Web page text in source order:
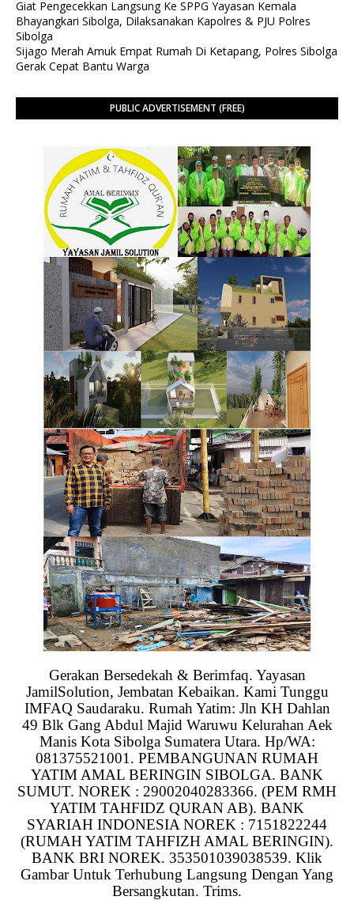
Giat Pengecekkan Langsung Ke SPPG Yayasan Kemala
Bhayangkari Sibolga, Dilaksanakan Kapolres & PJU Polres
Sibolga
Sijago Merah Amuk Empat Rumah Di Ketapang, Polres Sibolga
Gerak Cepat Bantu Warga
PUBLIC ADVERTISEMENT (FREE)
Gerakan Bersedekah & Berimfaq. Yayasan
JamilSolution, Jembatan Kebaikan. Kami Tunggu
IMFAQ Saudaraku. Rumah Yatim: Jln KH Dahlan
49 Blk Gang Abdul Majid Waruwu Kelurahan Aek
Manis Kota Sibolga Sumatera Utara. Hp/WA:
081375521001. PEMBANGUNAN RUMAH
YATIM AMAL BERINGIN SIBOLGA. BANK
SUMUT. NOREK : 29002040283366. (PEM RMH
YATIM TAHFIDZ QURAN AB). BANK
SYARIAH INDONESIA NOREK : 7151822244
(RUMAH YATIM TAHFIZH AMAL BERINGIN).
BANK BRI NOREK. 353501039038539. Klik
Gambar Untuk Terhubung Langsung Dengan Yang
Bersangkutan. Trims.